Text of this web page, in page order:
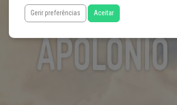
Gerir preferências Aceitar